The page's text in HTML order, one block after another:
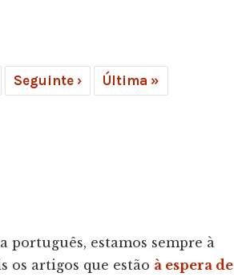
Seguinte › Última »
português, estamos sempre à
os artigos que estão à espera de